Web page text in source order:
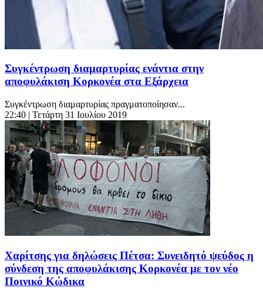
Συγκέντρωση διαμαρτυρίας ενάντια στην
αποφυλάκιση Κορκονέα στα Εξάρχεια
Συγκέντρωση διαμαρτυρίας πραγματοποίησαν...
22:40 | Τετάρτη 31 Ιουλίου 2019
Χαρίτσης για δηλώσεις Πέτσα: Συνειδητό ψεύδος η
σύνδεση της αποφυλάκισης Κορκονέα με τον νέο
Ποινικό Κώδικα